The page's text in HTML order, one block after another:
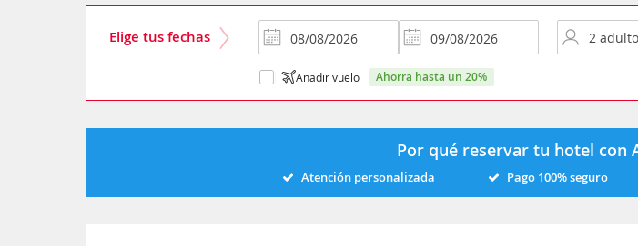
Elige tus fechas
Añadir vuelo ahorra hasta un 20%
Por qué reservar tu hotel con
Atención personalizada Pago 100% seguro